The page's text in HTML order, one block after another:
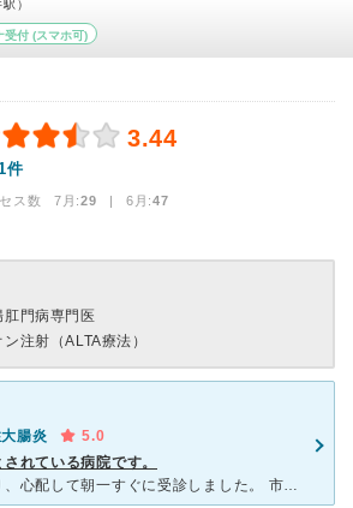
）
受付(スマホ可)
3.44
件
ス数 7月:29 | 6月:47
肛門病専門医
ン注射（ALTA療法）
腸炎
5.0
れている病院です。
急な腹痛と出血があり、心配して朝一すぐに受診しました。 市内に肛門科が2〜3件ほどしかない為、予約せず行けるこちらの病院にかかりました。 患者さんは次々くるもののスムーズに診察を受けられました。